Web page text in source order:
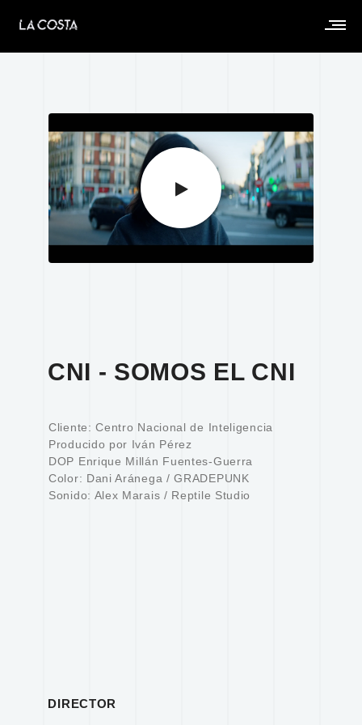
CNI - SOMOS EL CNI
Cliente: Centro Nacional de Inteligencia
Producido por Iván Pérez
DOP Enrique Millán Fuentes-Guerra
Color: Dani Aránega / GRADEPUNK
Sonido: Alex Marais / Reptile Studio
DIRECTOR